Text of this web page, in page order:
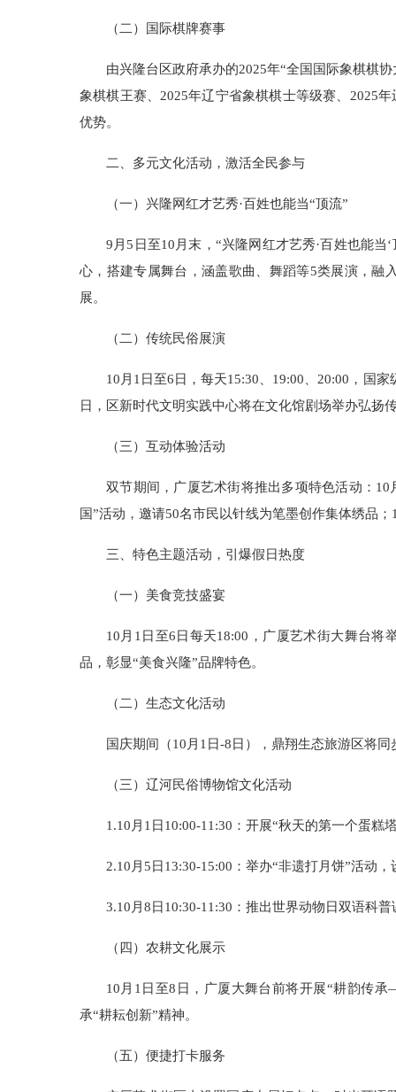
（二）国际棋牌赛事
由兴隆台区政府承办的2025年“全国国际象棋棋
象棋棋王赛、2025年辽宁省象棋棋士等级赛、2025
优势。
二、多元文化活动，激活全民参与
（一）兴隆网红才艺秀·百姓也能当“顶流”
9月5日至10月末，“兴隆网红才艺秀·百姓也能
心，搭建专属舞台，涵盖歌曲、舞蹈等5类展演，融
展。
（二）传统民俗展演
10月1日至6日，每天15:30、19:00、20:00，国
日，区新时代文明实践中心将在文化馆剧场举办弘扬
（三）互动体验活动
双节期间，广厦艺术街将推出多项特色活动：
国”活动，邀请50名市民以针线为笔墨创作集体绣品
三、特色主题活动，引爆假日热度
（一）美食竞技盛宴
10月1日至6日每天18:00，广厦艺术街大舞台将
品，彰显“美食兴隆”品牌特色。
（二）生态文化活动
国庆期间（10月1日-8日），鼎翔生态旅游区将
（三）辽河民俗博物馆文化活动
1.10月1日10:00-11:30：开展“秋天的第一个蛋
2.10月5日13:30-15:00：举办“非遗打月饼”活动
3.10月8日10:30-11:30：推出世界动物日双语科
（四）农耕文化展示
10月1日至8日，广厦大舞台前将开展“耕韵传
承“耕耘创新”精神。
（五）便捷打卡服务